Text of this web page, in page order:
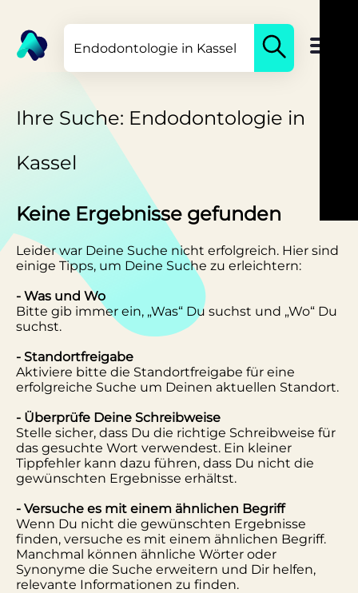
Ihre Suche: Endodontologie in
Kassel
Keine Ergebnisse gefunden
Leider war Deine Suche nicht erfolgreich. Hier sind
einige Tipps, um Deine Suche zu erleichtern:
- Was und Wo
Bitte gib immer ein, „Was“ Du suchst und „Wo“ Du
suchst.
- Standortfreigabe
Aktiviere bitte die Standortfreigabe für eine
erfolgreiche Suche um Deinen aktuellen Standort.
- Überprüfe Deine Schreibweise
Stelle sicher, dass Du die richtige Schreibweise für
das gesuchte Wort verwendest. Ein kleiner
Tippfehler kann dazu führen, dass Du nicht die
gewünschten Ergebnisse erhältst.
- Versuche es mit einem ähnlichen Begriff
Wenn Du nicht die gewünschten Ergebnisse
finden, versuche es mit einem ähnlichen Begriff.
Manchmal können ähnliche Wörter oder
Synonyme die Suche erweitern und Dir helfen,
relevante Informationen zu finden.